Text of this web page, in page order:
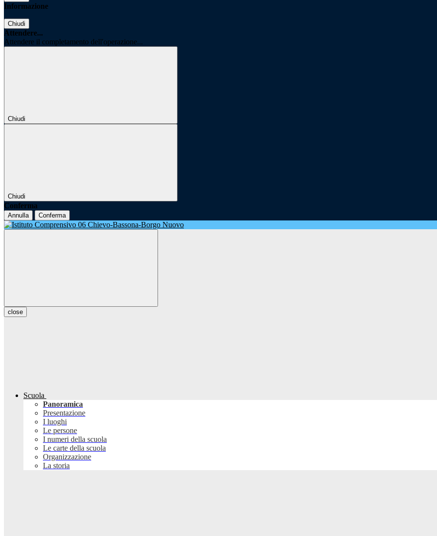
Informazione
Chiudi
Attendere...
Attendere il completamento dell'operazione...
Chiudi
Chiudi
Conferma
Annulla Conferma
close
Scuola
Panoramica
Presentazione
I luoghi
Le persone
I numeri della scuola
Le carte della scuola
Organizzazione
La storia